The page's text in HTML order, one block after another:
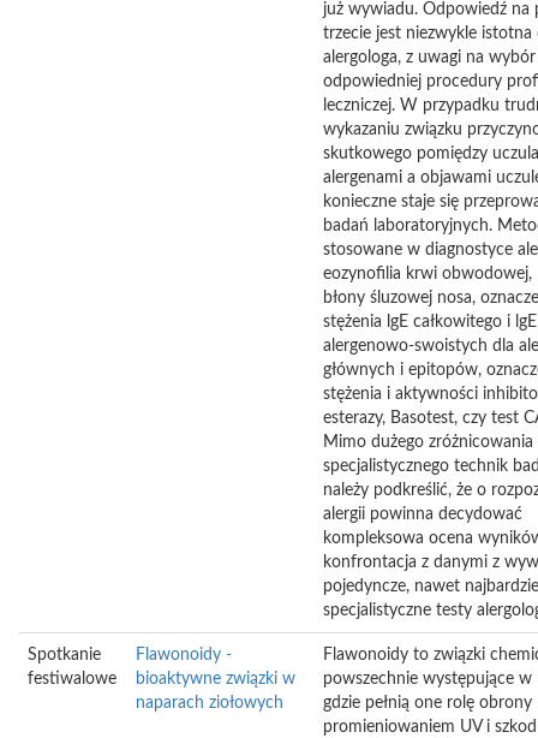
już wywiadu. Odpowiedź na
trzecie jest niezwykle istotna
alergologa, z uwagi na wybór
odpowiedniej procedury
leczniczej. W przypadku
wykazaniu związku
skutkowego pomiędzy
alergenami a objawami
konieczne staje się
badań laboratoryjnych.
stosowane w diagnostyce
eozynofilia krwi
błony śluzowej nosa,
stężenia lgE całkowitego i lgE
alergenowo-swoistych dla
głównych i epitopów,
stężenia i aktywności
esterazy, Basotest, czy test
Mimo dużego zróżnicowania
specjalistycznego technik
należy podkreślić, że o
alergii powinna decydować
kompleksowa ocena
konfrontacja z danymi z
pojedyncze, nawet
specjalistyczne testy
Spotkanie
festiwalowe
Flawonoidy -
bioaktywne związki w
naparach ziołowych
Flawonoidy to związki
powszechnie występujące w
gdzie pełnią one rolę obrony
promieniowaniem UV i